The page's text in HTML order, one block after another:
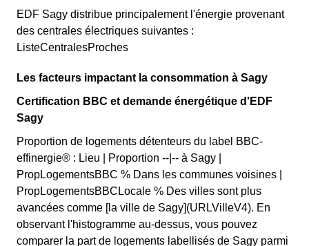
EDF Sagy distribue principalement l'énergie provenant
des centrales électriques suivantes :
ListeCentralesProches
Les facteurs impactant la consommation à Sagy
Certification BBC et demande énergétique d'EDF
Sagy
Proportion de logements détenteurs du label BBC-
effinergie® : Lieu | Proportion --|-- à Sagy |
PropLogementsBBC % Dans les communes voisines |
PropLogementsBBCLocale % Des villes sont plus
avancées comme [la ville de Sagy](URLVilleV4). En
observant l'histogramme au-dessus, vous pouvez
comparer la part de logements labellisés de Sagy parmi